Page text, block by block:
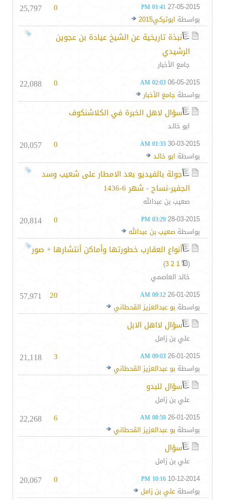
27-05-2015
01:41 PM
بواسطة ابوتركي2015
0
25,797
نبذة تاريخية عن الشيخ عيادة بن عجوين
الرشيدي
جامع الأخبار
06-05-2015
02:03 AM
بواسطة جامع الأخبار
0
22,088
سؤال لاهل الخبرة في الكلاشنكوف
ابو خالـد
30-03-2015
01:33 AM
بواسطة ابو خالـد
0
20,057
جولة بالفيديو بعد الامطار على شعيب وسد
الجفير-نساح - شهر 6-1436
صعيب بن عبدالله
28-03-2015
03:29 PM
بواسطة صعيب بن عبدالله
0
20,814
أنواع العقارب خطورتها وأماكن أنتشارها + صور
(
1
2
3
)
خالد العاصمي
26-01-2015
09:12 AM
بواسطة بو عبدالعزيز القحطاني
20
57,971
سؤال لااهل الابل
علي بن زامل
26-01-2015
09:03 AM
بواسطة بو عبدالعزيز القحطاني
3
21,118
سؤال للبدو
علي بن زامل
26-01-2015
08:59 AM
بواسطة بو عبدالعزيز القحطاني
6
22,268
سؤال
علي بن زامل
10-12-2014
10:16 PM
بواسطة علي بن زامل
0
20,067